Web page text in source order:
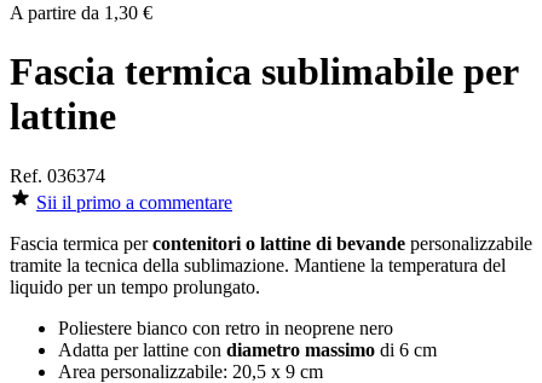
A partire da 1,30 €
Fascia termica sublimabile per
lattine
Ref. 036374
Sii il primo a commentare
Fascia termica percontenitori o lattine di bevande personalizzabile
tramite la tecnica della sublimazione. Mantiene la temperatura del
liquido per un tempo prolungato.
Poliestere bianco con retro in neoprene nero
Adatta per lattine con diametro massimo di 6 cm
Area personalizzabile: 20,5 x 9 cm